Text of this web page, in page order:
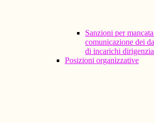
Sanzioni per
comunicazione dei
di incarichi
Posizioni organizzative